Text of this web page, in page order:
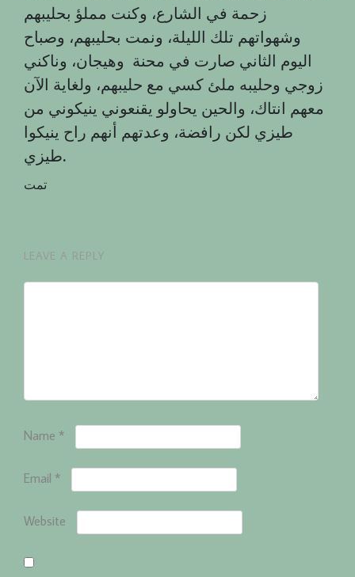
زحمة في الشارع، وكنت مملؤ بحليبهم
وشهواتهم تلك الليلة، ونمت بحليبهم، وصباح
اليوم الثاني صارت في محنة وهيجان، وناكني
زوجي وحليبه ملئ كسي مع حليبهم، ولغاية الآن
معهم انتاك، والحين يحاولو يقنعوني ينيكوني من
طيزي لكن رافضة، وعدتهم أنهم راح ينيكوا
طيزي.
تمت
LEAVE A REPLY
Name *
Email *
Website